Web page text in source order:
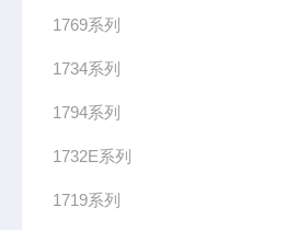
1769系列
1734系列
1794系列
1732E系列
1719系列